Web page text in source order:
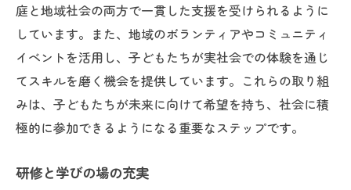
庭と地域社会の両方で一貫した支援を受けられるように
しています。また、地域のボランティアやコミュニティ
イベントを活用し、子どもたちが実社会での体験を通じ
てスキルを磨く機会を提供しています。これらの取り組
みは、子どもたちが未来に向けて希望を持ち、社会に積
極的に参加できるようになる重要なステップです。
研修と学びの場の充実